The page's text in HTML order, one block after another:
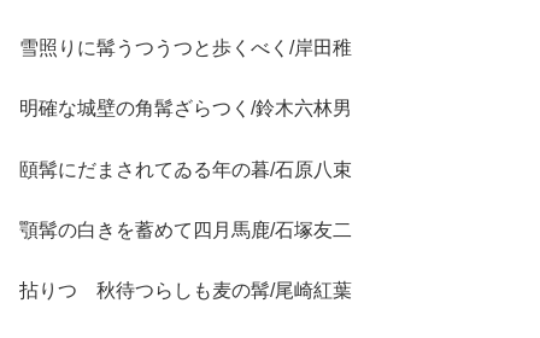
雪照りに髯うつうつと歩くべく/岸田稚
明確な城壁の角髯ざらつく/鈴木六林男
頤髯にだまされてゐる年の暮/石原八束
顎髯の白きを蓄めて四月馬鹿/石塚友二
拈りつゝ秋待つらしも麦の髯/尾崎紅葉